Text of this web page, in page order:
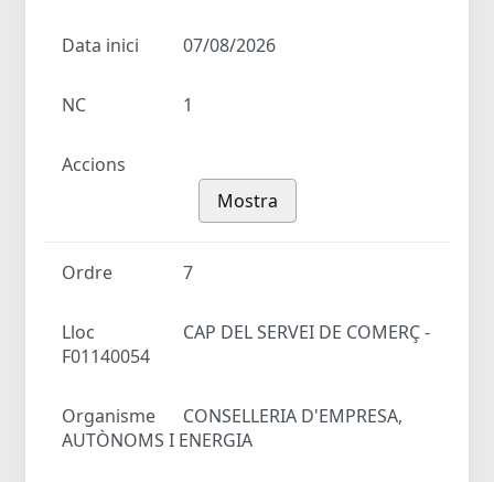
Data inici 07/08/2026
NC 1
Accions
Mostra
Ordre 7
Lloc
CAP DEL SERVEI DE COMERÇ -
F01140054
Organisme
CONSELLERIA D'EMPRESA,
AUTÒNOMS I ENERGIA